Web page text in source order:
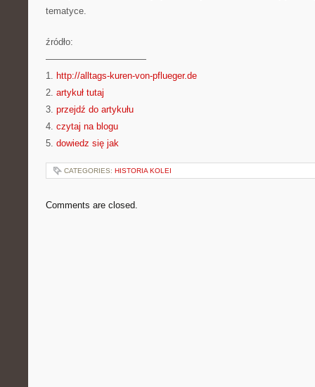
tematyce.
źródło:
———————————
1. http://alltags-kuren-von-pflueger.de
2. artykuł tutaj
3. przejdź do artykułu
4. czytaj na blogu
5. dowiedz się jak
CATEGORIES: HISTORIA KOLEI
Comments are closed.